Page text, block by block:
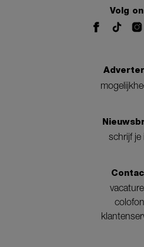
Volg
schrijf je
colofon